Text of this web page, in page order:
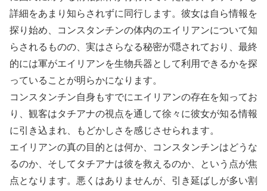
詳細をあまり知らされずに同行します。彼女は自ら情報を
探り始め、コンスタンチンの体内のエイリアンについて知
らされるものの、実はさらなる秘密が隠されており、最終
的には軍がエイリアンを生物兵器として利用できるかを探
っていることが明らかになります。
コンスタンチン自身もすでにエイリアンの存在を知ってお
り、観客はタチアナの視点を通して徐々に彼女が知る情報
に引き込まれ、もどかしさを感じさせられます。
エイリアンの真の目的とは何か、コンスタンチンはどうな
るのか、そしてタチアナは彼を救えるのか、という点が焦
点となります。悪くはありませんが、引き延ばしが多い割